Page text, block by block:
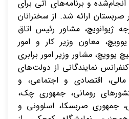
و برنامه‌های آتی برای
ارائه شد. از سخنرانان
مشاور رئیس اتاق
یوویچ، معاون وزیر کار و امور
یوویچ، مشاور وزیر امور برابری
نمایندگانی از دولت‌های
اقتصادی و اجتماعی، و
رومانی، جمهوری چک،
جمهوری صربسکا، اسلوونی و